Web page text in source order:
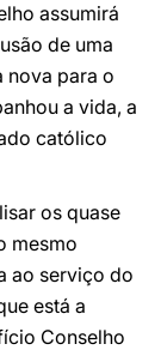
assumirá
de uma
nova para o
a vida, a
católico
os quase
mesmo
ao serviço do
está a
Conselho